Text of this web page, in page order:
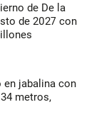
de De la
de 2027 con
en jabalina con
metros,